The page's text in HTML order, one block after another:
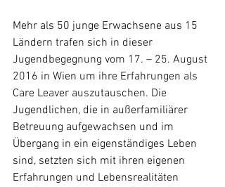
Mehr als 50 junge Erwachsene aus 15
Ländern trafen sich in dieser
Jugendbegegnung vom 17. – 25. August
2016 in Wien um ihre Erfahrungen als
Care Leaver auszutauschen. Die
Jugendlichen, die in außerfamiliärer
Betreuung aufgewachsen und im
Übergang in ein eigenständiges Leben
sind, setzten sich mit ihren eigenen
Erfahrungen und Lebensrealitäten